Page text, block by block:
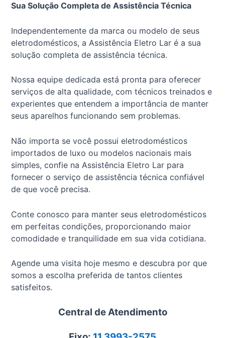
Sua Solução Completa de Assistência Técnica
Independentemente da marca ou modelo de seus
eletrodomésticos, a Assistência Eletro Lar é a sua
solução completa de assistência técnica.
Nossa equipe dedicada está pronta para oferecer
serviços de alta qualidade, com técnicos treinados e
experientes que entendem a importância de manter
seus aparelhos funcionando sem problemas.
Não importa se você possui eletrodomésticos
importados de luxo ou modelos nacionais mais
simples, confie na Assistência Eletro Lar para
fornecer o serviço de assistência técnica confiável
de que você precisa.
Conte conosco para manter seus eletrodomésticos
em perfeitas condições, proporcionando maior
comodidade e tranquilidade em sua vida cotidiana.
Agende uma visita hoje mesmo e descubra por que
somos a escolha preferida de tantos clientes
satisfeitos.
Central de Atendimento